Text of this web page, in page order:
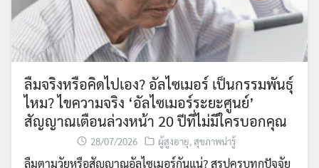
ลืมจริงหรือคิดไปเอง? อัลไซเมอร์ เป็นกรรมพันธุ์
ไหม? ไขความจริง ‘อัลไซเมอร์ระยะศูนย์’
สัญญาณเตือนล่วงหน้า 20 ปีที่ไม่มีใครบอกคุณ
28/07/2026 ผู้สูงอายุ,สุขภาพน่ารู้
ลืมตามวัยหรือสัญญาณอัลไซเมอร์กันแน่? สรุปครบทุกปัจจัย